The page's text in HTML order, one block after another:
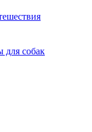
для собак